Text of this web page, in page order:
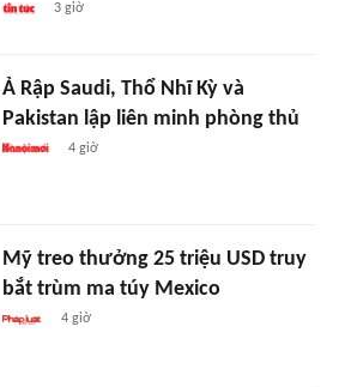
3 giờ
Ả Rập Saudi, Thổ Nhĩ Kỳ và
Pakistan lập liên minh phòng thủ
4 giờ
Mỹ treo thưởng 25 triệu USD truy
bắt trùm ma túy Mexico
4 giờ